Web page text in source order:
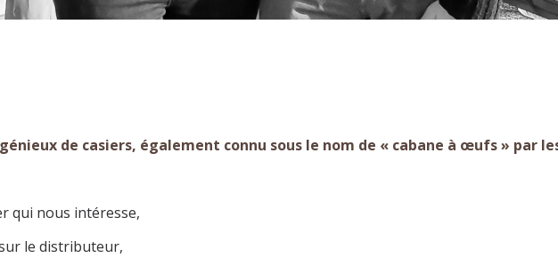
de casiers, également connu sous le nom de « cabane à œufs » par
qui nous intéresse,
le distributeur,